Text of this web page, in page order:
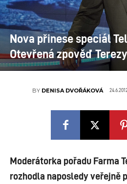
Nova přinese speciál
Otevřená zpověď
BY DENISA DVOŘÁKOVÁ
Moderátorka pořadu Farma
rozhodla naposledy veřejně